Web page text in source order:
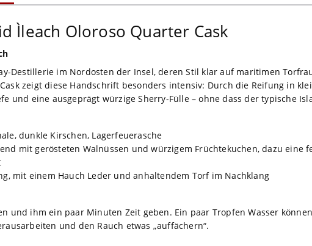
Ìleach Oloroso Quarter Cask
Destillerie im Nordosten der Insel, deren Stil klar auf maritimen
zeigt diese Handschrift besonders intensiv: Durch die Reifung in
und eine ausgeprägt würzige Sherry-Fülle – ohne dass der typische
dunkle Kirschen, Lagerfeuerasche
mit gerösteten Walnüssen und würzigem Früchtekuchen, dazu eine
mit einem Hauch Leder und anhaltendem Torf im Nachklang
und ihm ein paar Minuten Zeit geben. Ein paar Tropfen Wasser
und den Rauch etwas „auffächern“.